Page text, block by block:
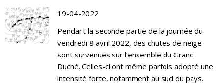
19-04-2022
Pendant la seconde partie de la journée du
vendredi 8 avril 2022, des chutes de neige
sont survenues sur l’ensemble du Grand-
Duché. Celles-ci ont même parfois adopté une
intensité forte, notamment au sud du pays.